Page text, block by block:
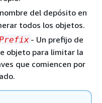
del depósito en
todos los objetos.
- Un prefijo de
objeto para limitar la
que comiencen por